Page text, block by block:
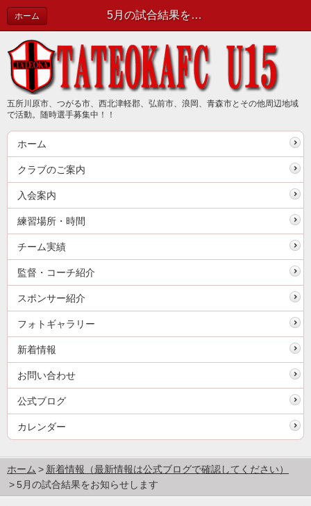
5月の試合結果をお知らせします | 新着情報（最新情報は公式ブログで確認してください）
ホーム
五所川原市、つがる市、西北津軽郡、弘前市、浪岡、青森市とその他周辺地域
で活動。随時選手募集中！！
ホーム
クラブのご案内
入会案内
練習場所・時間
チーム実績
監督・コーチ紹介
スポンサー紹介
フォトギャラリー
新着情報
お問い合わせ
公式ブログ
カレンダー
ホーム
新着情報（最新情報は公式ブログで確認してください）
5月の試合結果をお知らせします